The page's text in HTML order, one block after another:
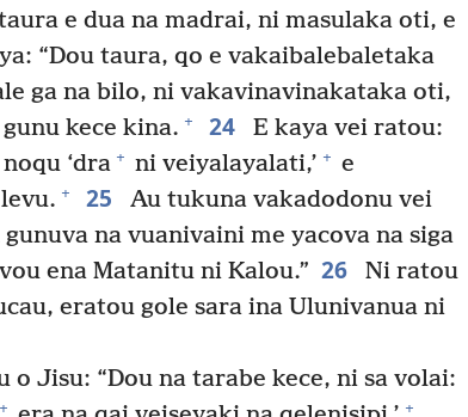
e dua na madrai, ni masulaka oti, e
“Dou taura, qo e vakaibalebaletaka
ga na bilo, ni vakavinavinakataka oti,
kece kina. + 24
E kaya vei ratou:
‘dra + ni veiyalayalati,’ + e
+ 25
Au tukuna vakadodonu vei
na vuanivaini me yacova na siga
ena Matanitu ni Kalou.” 26
Ni ratou
eratou gole sara ina Ulunivanua ni
o Jisu: “Dou na tarabe kece, ni sa volai:
+ +